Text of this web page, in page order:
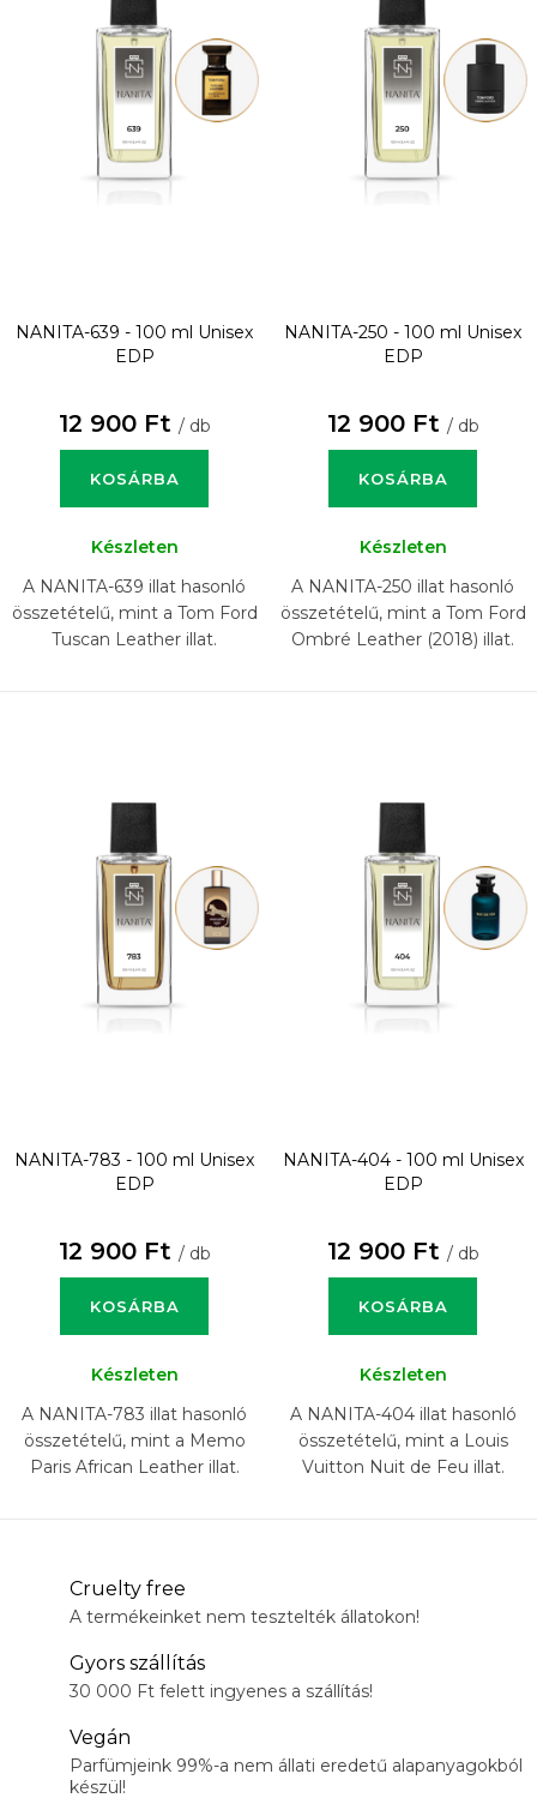
NANITA-639 - 100 ml Unisex
EDP
12 900 Ft / db
KOSÁRBA
Készleten
A NANITA-639 illat hasonló
összetételű, mint a Tom Ford
Tuscan Leather illat.
NANITA-250 - 100 ml Unisex
EDP
12 900 Ft / db
KOSÁRBA
Készleten
A NANITA-250 illat hasonló
összetételű, mint a Tom Ford
Ombré Leather (2018) illat.
NANITA-783 - 100 ml Unisex
EDP
12 900 Ft / db
KOSÁRBA
Készleten
A NANITA-783 illat hasonló
összetételű, mint a Memo
Paris African Leather illat.
NANITA-404 - 100 ml Unisex
EDP
12 900 Ft / db
KOSÁRBA
Készleten
A NANITA-404 illat hasonló
összetételű, mint a Louis
Vuitton Nuit de Feu illat.
Cruelty free
A termékeinket nem tesztelték állatokon!
Gyors szállítás
30 000 Ft felett ingyenes a szállítás!
Vegán
Parfümjeink 99%-a nem állati eredetű alapanyagokból
készül!